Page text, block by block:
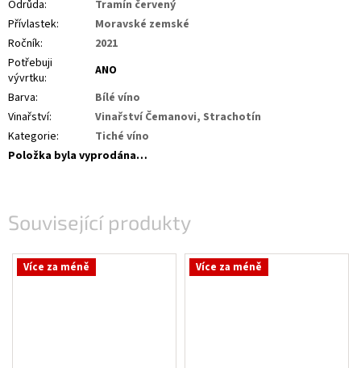
Související produkty
Více za méně Více za méně
Odrůda:
Tramín červený
Přívlastek:
Moravské zemské
Ročník:
2021
Potřebuji
vývrtku:
ANO
Barva:
Bílé víno
Vinařství:
Vinařství Čemanovi, Strachotín
Kategorie:
Tiché víno
Položka byla vyprodána…